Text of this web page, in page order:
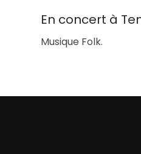
En concert à
Musique Folk.